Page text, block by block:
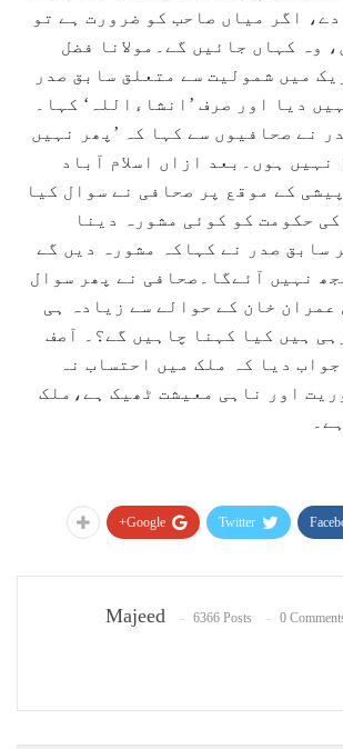
اگر میاں صاحب کو ضرورت ہے تو
وہ کہاں جائیں گے۔مولانا فضل
میں شمولیت سے متعلق سابق صدر
دیا اور صرف ’انشاءاللہ‘ کہا۔
نے صحافیوں سے کہا کہ ’پھر نہیں
ہوں۔بعد ازاں اسلام آباد
کے موقع پر صحافی نے سوال کیا
حکومت کو کوئی مشورہ دینا
سابق صدر نے کہاکہ مشورہ دیں گے
نہیں آئےگا۔صحافی نے پھر سوال
عمران خان کے حوالے سے زیادہ ہی
ہیں کیا کہنا چاہیں گے؟۔ آصف
دیا کہ ملک میں احتساب نہ
اور ناہی معیشت ٹھیک ہے،ملک
Twitter
Google+
Majeed 6366 Posts 0